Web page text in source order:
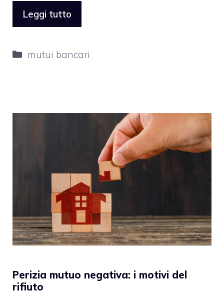
Leggi tutto
Categorie
mutui bancari
Perizia mutuo negativa: i motivi del
rifiuto